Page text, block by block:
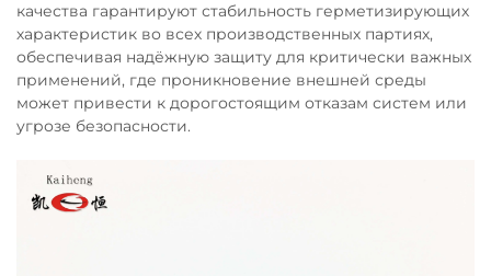
качества гарантируют стабильность герметизирующих
характеристик во всех производственных партиях,
обеспечивая надёжную защиту для критически важных
применений, где проникновение внешней среды
может привести к дорогостоящим отказам систем или
угрозе безопасности.